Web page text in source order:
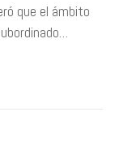
que el ámbito